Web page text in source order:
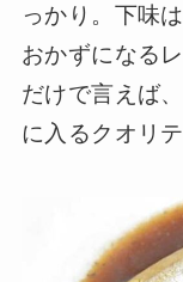
っかり。下味
おかずになる
だけで言えば
に入るクオリテ